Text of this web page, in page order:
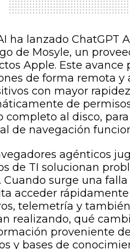
ha lanzado ChatGPT
de Mosyle, un
Apple. Este
de forma remota
con mayor
de
completo al disco,
de navegación
agénticos
de TI solucionan
Cuando surge una
acceder
telemetría y
realizando, qué
proveniente
y bases de